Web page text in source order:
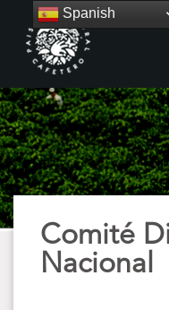
Comité
Nacional
Spanish